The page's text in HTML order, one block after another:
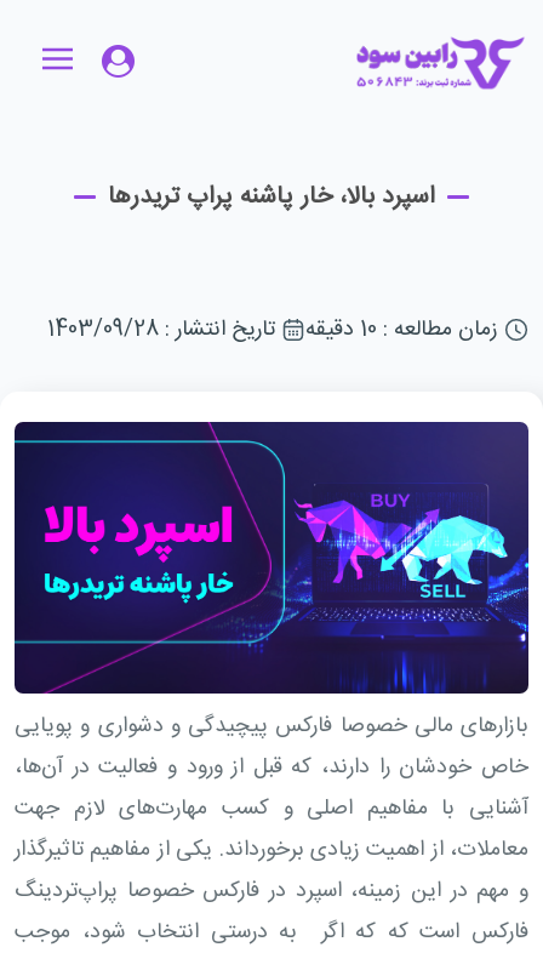
اسپرد بالا، خار پاشنه پراپ تریدرها
زمان مطالعه : 10 دقیقه تاریخ انتشار : 1403/09/28
بازارهای مالی خصوصا فارکس پیچیدگی و دشواری و پویایی
خاص خودشان را دارند، که قبل از ورود و فعالیت در آن‌ها،
آشنایی با مفاهیم اصلی و کسب مهارت‌های لازم جهت
معاملات، از اهمیت زیادی برخورداند. یکی از مفاهیم تاثیرگذار
و مهم در این زمینه، اسپرد در فارکس خصوصا پراپ‌تردینگ
فارکس است که که اگر به درستی انتخاب شود، موجب